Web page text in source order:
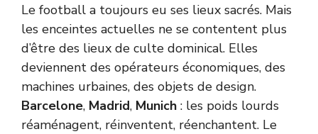
Le football a toujours eu ses lieux sacrés. Mais
les enceintes actuelles ne se contentent plus
d’être des lieux de culte dominical. Elles
deviennent des opérateurs économiques, des
machines urbaines, des objets de design.
Barcelone, Madrid, Munich : les poids lourds
réaménagent, réinventent, réenchantent. Le